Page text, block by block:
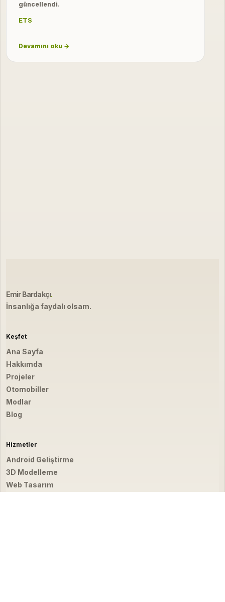
güncellendi.
ETS
Devamını oku →
Emir Bardakçı.
İnsanlığa faydalı olsam.
Keşfet
Ana Sayfa
Hakkımda
Projeler
Otomobiller
Modlar
Blog
Hizmetler
Android Geliştirme
3D Modelleme
Web Tasarım